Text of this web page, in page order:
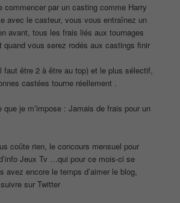
commencer par un casting comme Harry
avec le casteur, vous vous entraînez un
avant, tous les frais liés aux tournages
quand vous serez rodés aux castings finir
faut être 2 à être au top) et le plus sélectif,
castées tourne réellement .
que je m’impose : Jamais de frais pour un
coûte rien, le concours mensuel pour
Jeux Tv …qui pour ce mois-ci se
avez encore le temps d’aimer le blog,
sur Twitter